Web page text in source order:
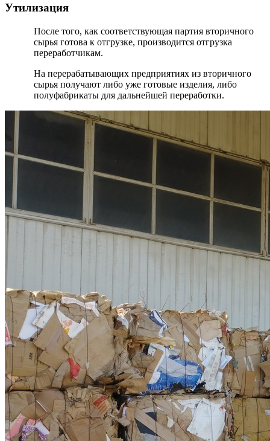
Утилизация
После того, как соответствующая партия вторичного
сырья готова к отгрузке, производится отгрузка
переработчикам.
На перерабатывающих предприятиях из вторичного
сырья получают либо уже готовые изделия, либо
полуфабрикаты для дальнейшей переработки.